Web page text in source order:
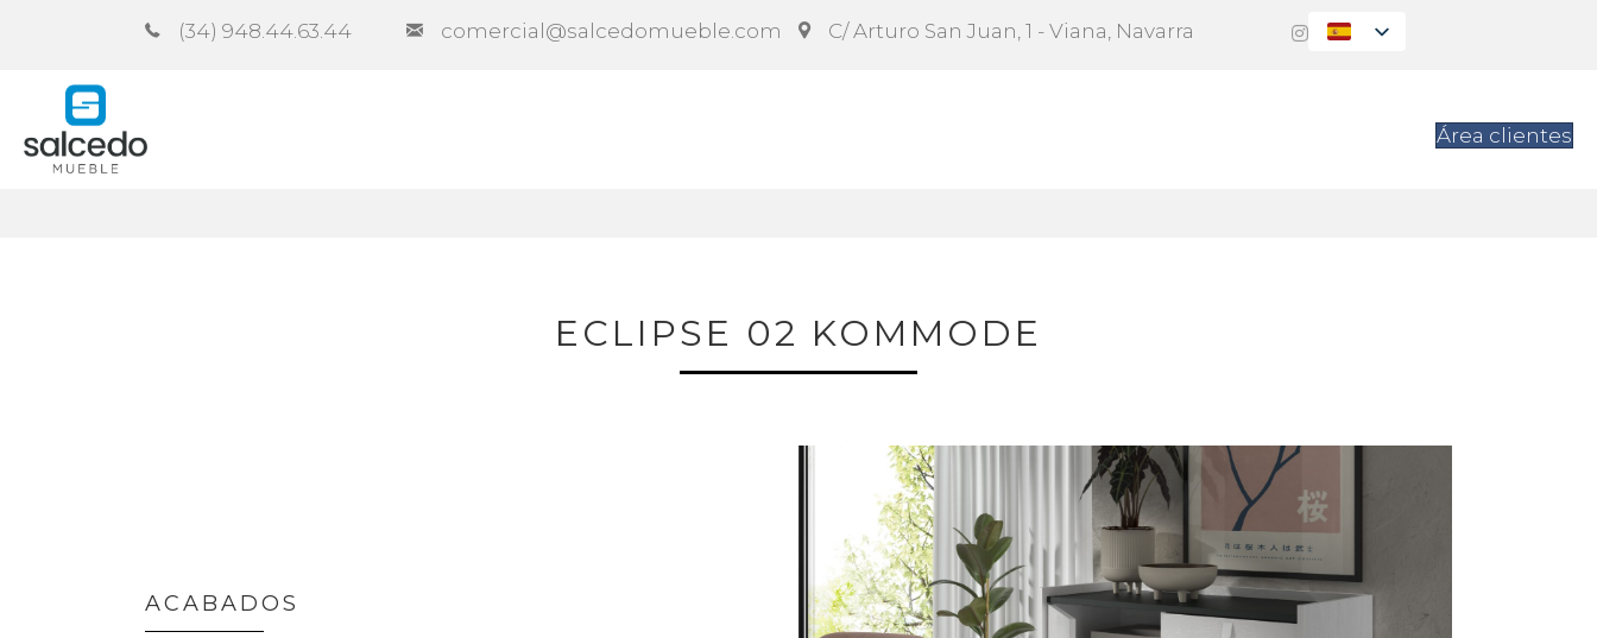
(34) 948.44.63.44 comercial@salcedomueble.com C/ Arturo San Juan, 1 - Viana, Navarra
Área clientes
ECLIPSE 02 KOMMODE
ACABADOS